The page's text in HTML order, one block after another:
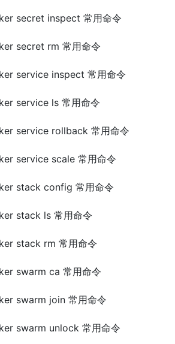
secret inspect 常用命令
secret rm 常用命令
service inspect 常用命令
service ls 常用命令
service rollback 常用命令
service scale 常用命令
stack config 常用命令
stack ls 常用命令
stack rm 常用命令
swarm ca 常用命令
swarm join 常用命令
swarm unlock 常用命令